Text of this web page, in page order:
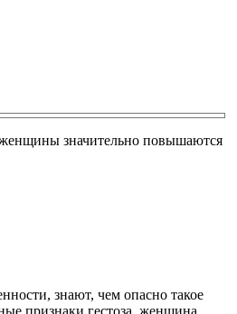
женщины значительно повышаются
знают, чем опасно такое
признаки гестоза, женщина